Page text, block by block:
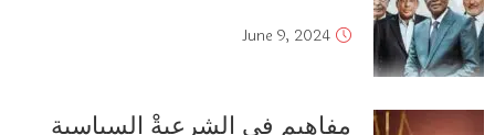
June 9, 2024
مفاهيم في الشرعيةْ السياسية